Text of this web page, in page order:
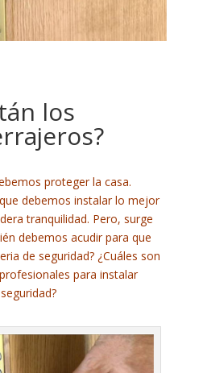
los
proteger la casa.
debemos instalar lo mejor
tranquilidad. Pero, surge
debemos acudir para que
de seguridad? ¿Cuáles son
para instalar